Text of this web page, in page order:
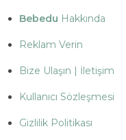
Bebedu Hakkında
Reklam Verin
Bize Ulaşın | İletişim
Kullanıcı Sözleşmesi
Gizlilik Politikası